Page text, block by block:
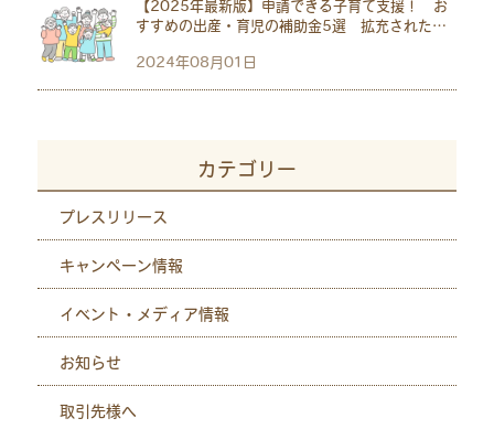
【2025年最新版】申請できる子育て支援！ お
すすめの出産・育児の補助金5選 拡充された児
2024年08月01日
カテゴリー
プレスリリース
キャンペーン情報
イベント・メディア情報
お知らせ
取引先様へ